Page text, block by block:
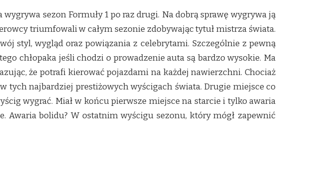
sezon Formuły 1 po raz drugi. Na dobrą sprawę wygrywa ją
triumfowali w całym sezonie zdobywając tytuł mistrza świata.
styl, wygląd oraz powiązania z celebrytami. Szczególnie z pewną
chłopaka jeśli chodzi o prowadzenie auta są bardzo wysokie. Ma
że potrafi kierować pojazdami na każdej nawierzchni. Chociaż
tych najbardziej prestiżowych wyścigach świata. Drugie miejsce co
wygrać. Miał w końcu pierwsze miejsce na starcie i tylko awaria
Awaria bolidu? W ostatnim wyścigu sezonu, który mógł zapewnić